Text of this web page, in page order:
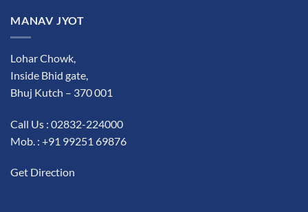
MANAV JYOT
Lohar Chowk,
Inside Bhid gate,
Bhuj Kutch – 370 001
Call Us : 02832-224000
Mob. : +91 99251 69876
Get Direction